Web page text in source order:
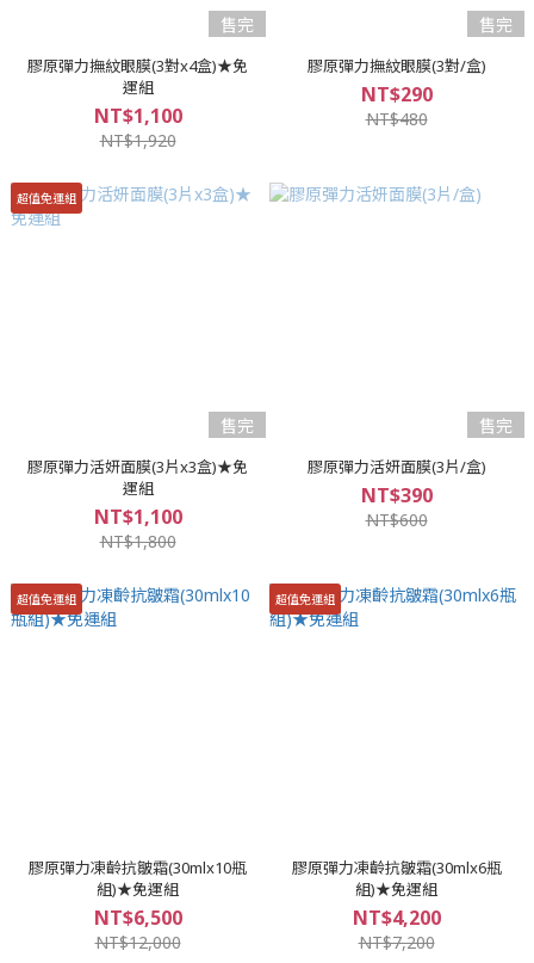
售完
膠原彈力撫紋眼膜(3對x4盒)★免
運組
NT$1,100
NT$1,920
售完
膠原彈力撫紋眼膜(3對/盒)
NT$290
NT$480
超值免運組
售完
膠原彈力活妍面膜(3片x3盒)★免
運組
NT$1,100
NT$1,800
售完
膠原彈力活妍面膜(3片/盒)
NT$390
NT$600
超值免運組
膠原彈力凍齡抗皺霜(30mlx10瓶
組)★免運組
NT$6,500
NT$12,000
超值免運組
膠原彈力凍齡抗皺霜(30mlx6瓶
組)★免運組
NT$4,200
NT$7,200